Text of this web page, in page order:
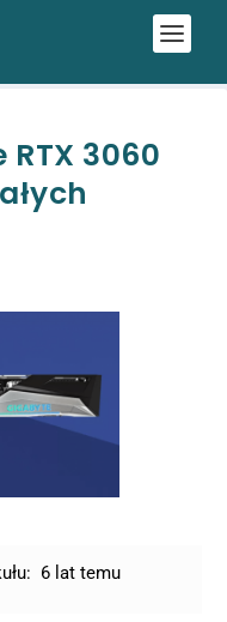
3060
6 lat temu